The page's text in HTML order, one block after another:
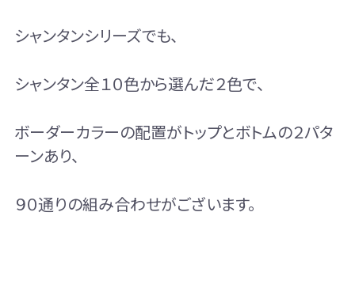
シャンタンシリーズでも、
シャンタン全１０色から選んだ２色で、
ボーダーカラーの配置がトップとボトムの２パタ
ーンあり、
９０通りの組み合わせがございます。